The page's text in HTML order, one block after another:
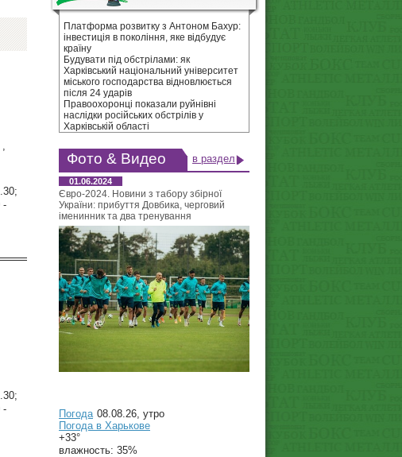
,
-
-
Платформа розвитку з Антоном Бахур:
інвестиція в покоління, яке відбудує
країну
Будувати під обстрілами: як
Харківський національний університет
міського господарства відновлюється
після 24 ударів
Правоохоронці показали руйнівні
наслідки російських обстрілів у
Харківській області
Фото & Видео в раздел
01.06.2024
Євро-2024. Новини з табору збірної
України: прибуття Довбика, черговий
іменинник та два тренування
Погода 08.08.26, утро
Погода в Харькове
+33°
влажность: 35%